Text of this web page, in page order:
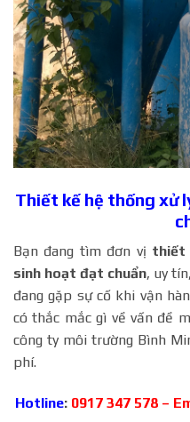
Thiết kế hệ thống xử
Bạn đang tìm đơn vị thiết
sinh hoạt đạt chuẩn, uy
đang gặp sự cố khi vận
có thắc mắc gì về vấn đề
công ty môi trường Bình
phí.
Hotline:0917 347 578 –